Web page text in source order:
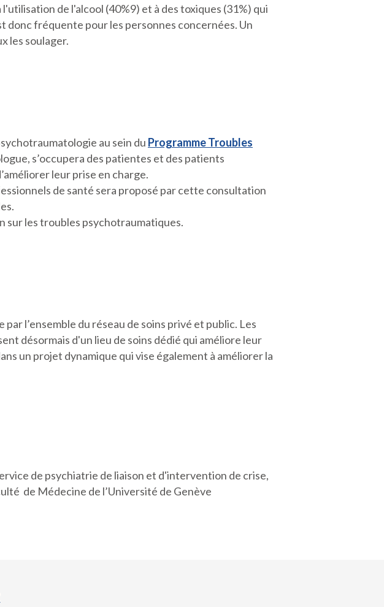
de l'alcool (40%9) et à des toxiques (31%) qui
donc fréquente pour les personnes concernées. Un
les soulager.
au sein du Programme Troubles
s’occupera des patientes et des patients
leur prise en charge.
de santé sera proposé par cette consultation
sur les troubles psychotraumatiques.
l’ensemble du réseau de soins privé et public. Les
désormais d'un lieu de soins dédié qui améliore leur
un projet dynamique qui vise également à améliorer la
de psychiatrie de liaison et d'intervention de crise,
de Médecine de l’Université de Genève